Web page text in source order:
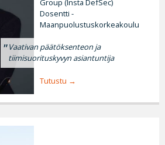
Group (Insta DefSec)
Dosentti -
Maanpuolustuskorkeakoulu
Vaativan päätöksenteon ja
tiimisuorituskyvyn asiantuntija
Tutustu